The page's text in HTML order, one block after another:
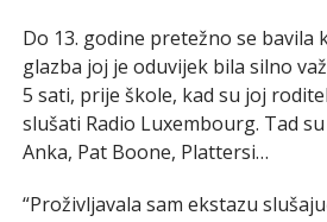
Do 13. godine pretežno se bavila
glazba joj je oduvijek bila silno
5 sati, prije škole, kad su joj
slušati Radio Luxembourg. Tad
Anka, Pat Boone, Plattersi…
“Proživljavala sam ekstazu